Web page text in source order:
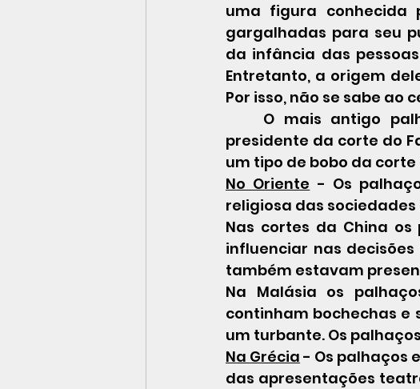
uma figura conhecida
gargalhadas para seu
da infância das
Entretanto, a origem
Por isso, não se sabe ao
presidente da corte do
um tipo de bobo da
No Oriente - Os
religiosa das
Nas cortes da China
influenciar nas
também estavam
Na Malásia os
continham bochechas e
um turbante. Os
Na Grécia - Os palhaços
das apresentações